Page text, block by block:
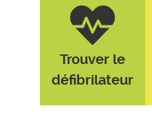
Trouver le
défibrilateur